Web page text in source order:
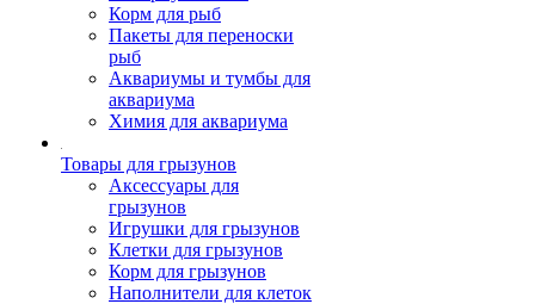
Корм для рыб
Пакеты для переноски
рыб
Аквариумы и тумбы для
аквариума
Химия для аквариума
Товары для грызунов
Аксессуары для
грызунов
Игрушки для грызунов
Клетки для грызунов
Корм для грызунов
Наполнители для клеток